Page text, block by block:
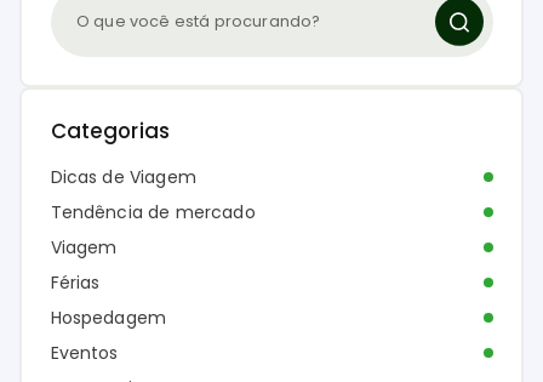
Categorias
Dicas de Viagem
Tendência de mercado
Viagem
Férias
Hospedagem
Eventos